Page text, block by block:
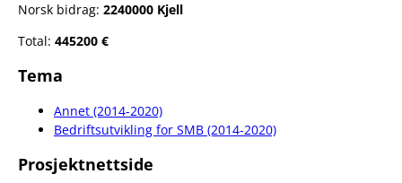
Norsk bidrag: 2240000 Kjell
Total: 445200 €
Tema
Annet (2014-2020)
Bedriftsutvikling for SMB (2014-2020)
Prosjektnettside